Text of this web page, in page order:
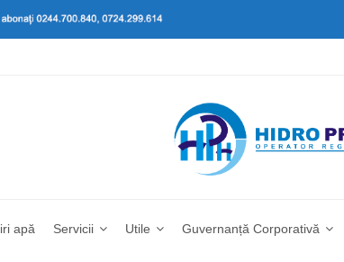
apă Servicii Utile Guvernanță Corporativă